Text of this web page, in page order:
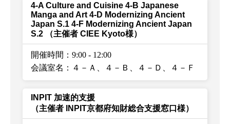
4-A Culture and Cuisine 4-B Japanese
Manga and Art 4-D Modernizing Ancient
Japan S.1 4-F Modernizing Ancient Japan
S.2
（主催者 CIEE Kyoto様）
開催時間：9:00 - 12:00
会議室名：４－Ａ、４－Ｂ、４－Ｄ、４－Ｆ
INPIT 加速的支援
（主催者 INPIT京都府知財総合支援窓口様）